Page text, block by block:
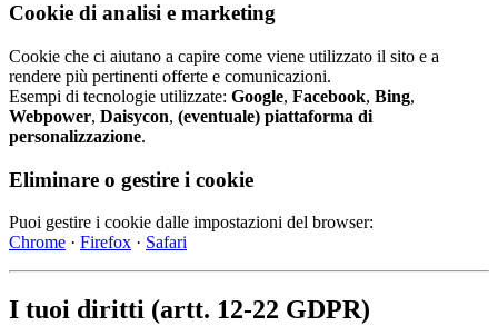
Cookie di analisi e marketing
Cookie che ci aiutano a capire come viene utilizzato il sito e a
rendere più pertinenti offerte e comunicazioni.
Esempi di tecnologie utilizzate: Google, Facebook, Bing,
Webpower, Daisycon, (eventuale) piattaforma di
personalizzazione.
Eliminare o gestire i cookie
Puoi gestire i cookie dalle impostazioni del browser:
Chrome · Firefox · Safari
I tuoi diritti (artt. 12-22 GDPR)